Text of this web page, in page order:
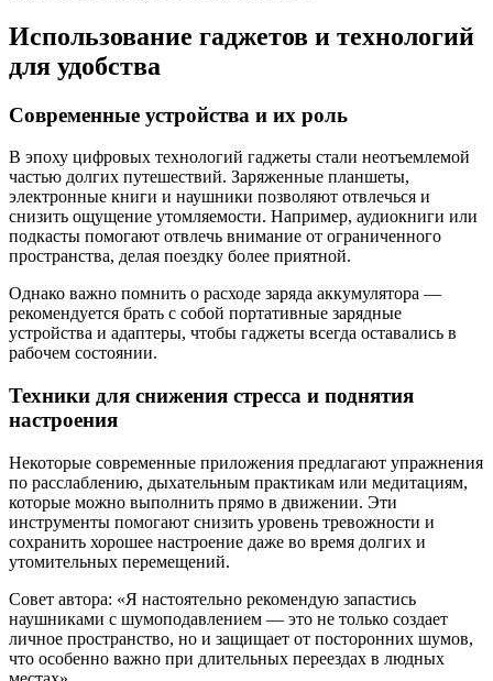
Использование гаджетов и технологий
для удобства
Современные устройства и их роль
В эпоху цифровых технологий гаджеты стали неотъемлемой
частью долгих путешествий. Заряженные планшеты,
электронные книги и наушники позволяют отвлечься и
снизить ощущение утомляемости. Например, аудиокниги или
подкасты помогают отвлечь внимание от ограниченного
пространства, делая поездку более приятной.
Однако важно помнить о расходе заряда аккумулятора —
рекомендуется брать с собой портативные зарядные
устройства и адаптеры, чтобы гаджеты всегда оставались в
рабочем состоянии.
Техники для снижения стресса и поднятия
настроения
Некоторые современные приложения предлагают упражнения
по расслаблению, дыхательным практикам или медитациям,
которые можно выполнить прямо в движении. Эти
инструменты помогают снизить уровень тревожности и
сохранить хорошее настроение даже во время долгих и
утомительных перемещений.
Совет автора: «Я настоятельно рекомендую запастись
наушниками с шумоподавлением — это не только создает
личное пространство, но и защищает от посторонних шумов,
что особенно важно при длительных переездах в людных